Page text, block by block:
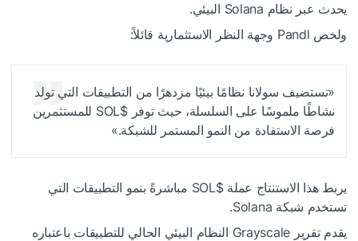
يحدث عبر نظام Solana البيئي.
ولخص Pandl وجهة النظر الاستثمارية قائلاً:
«تستضيف سولانا نظامًا بيئيًا مزدهرًا من التطبيقات التي تولد
نشاطًا ملموسًا على السلسلة، حيث توفر$SOL
للمستثمرين
فرصة الاستفادة من النمو المستمر للشبكة.»
يربط هذا الاستنتاج عملة$SOL
مباشرةً بنمو التطبيقات التي
تستخدم شبكة Solana.
يقدم تقرير Grayscale النظام البيئي الحالي للتطبيقات باعتباره